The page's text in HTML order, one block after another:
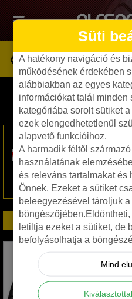
Üzletünk és szervizünk
Webáruházunk a hosszú
online rendeléseket és
Kellemes
SPECIÁLIS
SZEMÉLYAUTÓ SZŰRŐ
Süti
A hatékony navigáció és
működésének érdekében
alábbiakban az egyes
információkat talál minden
kategóriába sorolt sütiket
ezek elengedhetetlenül
alapvető funkcióihoz.
A harmadik féltől
használatának
és releváns tartalmakat és
Önnek. Ezeket a sütiket
beleegyezésével tároljuk a
letiltja ezeket a sütiket, de
befolyásolhatja a
Mind